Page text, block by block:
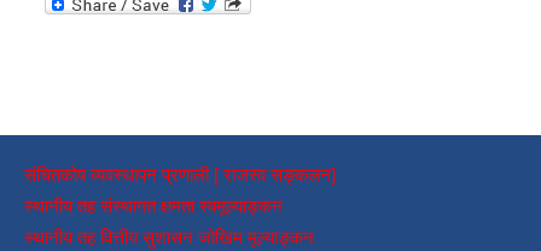
संचितकोष व्यवस्थापन प्रणाली [ राजस्व सङ्कलन]
स्थानीय तह संस्थागत क्षमता स्वमूल्याङ्कन
स्थानीय तह वित्तीय सुशासन जोखिम मूल्याङ्कन